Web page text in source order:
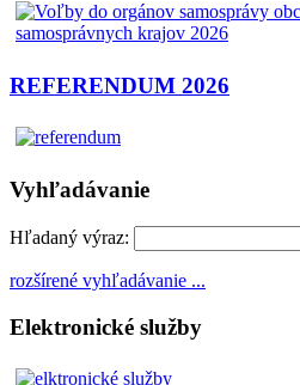
REFERENDUM 2026
Vyhľadávanie
Hľadaný výraz:
rozšírené vyhľadávanie ...
Elektronické služby